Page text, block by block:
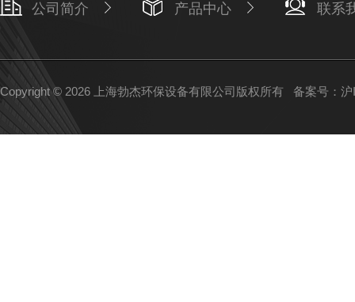
公司简介 产品中心 联系
Copyright © 2026 上海勃杰环保设备有限公司版权所有 备案号：